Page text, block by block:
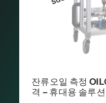
잔류오일 측정
격 – 휴대용 솔루션